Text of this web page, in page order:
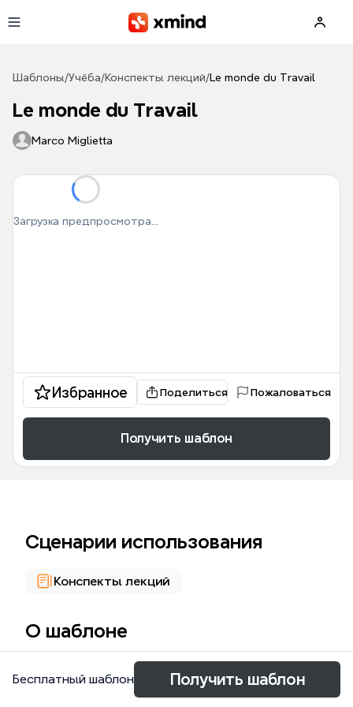
Шаблоны /Учёба/Конспекты лекций/Le monde du Travail
Le monde du Travail
Marco Miglietta
Загрузка предпросмотра...
Избранное Поделиться Пожаловаться
Получить шаблон
Сценарии использования
Конспекты лекций
О шаблоне
Le monde du Travail est un modèle Xmind qui
explore en profondeur les dynamiques
Бесплатный шаблон Получить шаблон